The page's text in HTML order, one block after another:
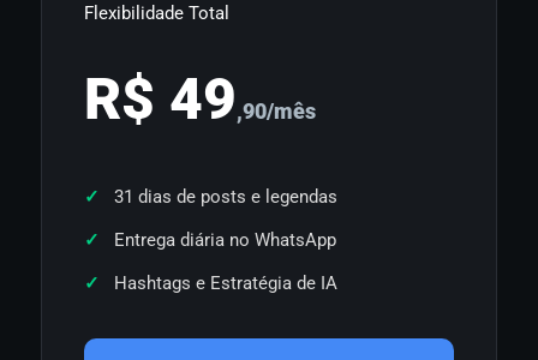
Flexibilidade Total
R$ 49,90/mês
31 dias de posts e legendas
Entrega diária no WhatsApp
Hashtags e Estratégia de IA